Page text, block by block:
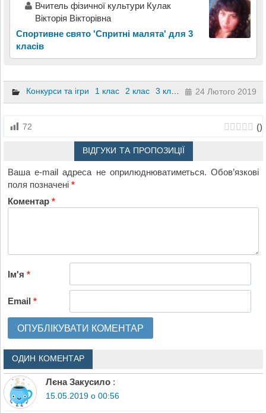
Вчитель фізичної культури Кулак
Вікторія Вікторівна
Спортивне свято 'Спритні малята' для 3
класів
Конкурси та ігри 1 клас 2 клас 3 клас 4 клас
24 Лютого 2019
72 ()
ВІДГУКИ ТА ПРОПОЗИЦІЇ
Ваша e-mail адреса не оприлюднюватиметься. Обов’язкові
поля позначені*
Коментар*
Ім'я*
Email*
ОДИН КОМЕНТАР
Лєна Закусило :
15.05.2019 о 00:56